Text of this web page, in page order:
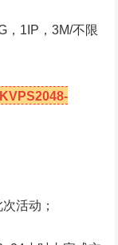
，1IP，3M/不限
活动；